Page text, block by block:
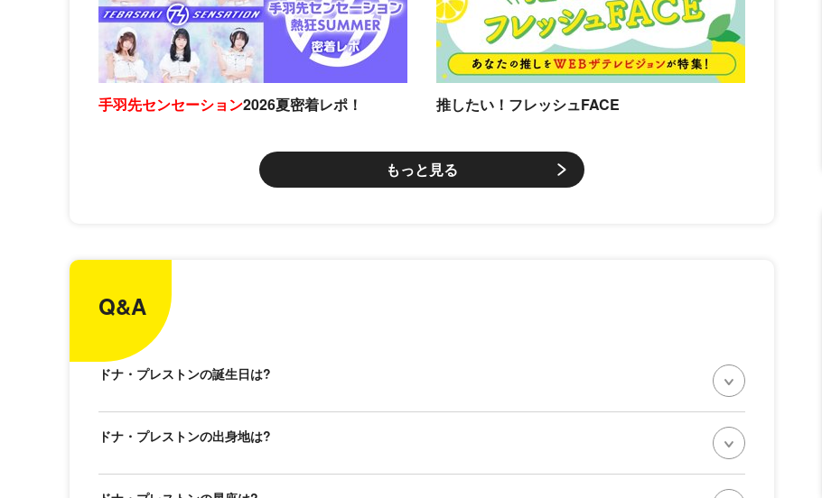
手羽先センセーション2026夏密着レポ！ 推したい！フレッシュFACE
もっと見る
Q&A
ドナ・プレストンの誕生日は?
ドナ・プレストンの出身地は?